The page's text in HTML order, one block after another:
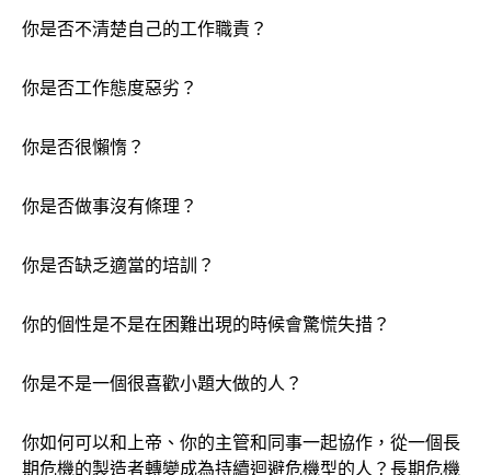
你是否不清楚自己的工作職責？
你是否工作態度惡劣？
你是否很懶惰？
你是否做事沒有條理？
你是否缺乏適當的培訓？
你的個性是不是在困難出現的時候會驚慌失措？
你是不是一個很喜歡小題大做的人？
你如何可以和上帝、你的主管和同事一起協作，從一個長
期危機的製造者轉變成為持續迴避危機型的人？長期危機